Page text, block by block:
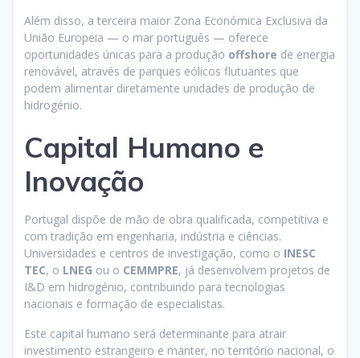
Além disso, a terceira maior Zona Económica Exclusiva da
União Europeia — o mar português — oferece
oportunidades únicas para a produção offshore de energia
renovável, através de parques eólicos flutuantes que
podem alimentar diretamente unidades de produção de
hidrogénio.
Capital Humano e
Inovação
Portugal dispõe de mão de obra qualificada, competitiva e
com tradição em engenharia, indústria e ciências.
Universidades e centros de investigação, como o INESC
TEC, o LNEG ou o CEMMPRE, já desenvolvem projetos de
I&D em hidrogénio, contribuindo para tecnologias
nacionais e formação de especialistas.
Este capital humano será determinante para atrair
investimento estrangeiro e manter, no território nacional, o